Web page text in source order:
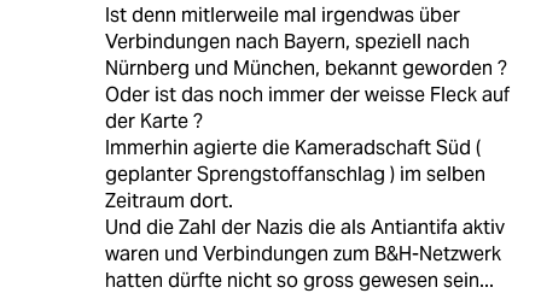
Ist denn mitlerweile mal irgendwas über
Verbindungen nach Bayern, speziell nach
Nürnberg und München, bekannt geworden ?
Oder ist das noch immer der weisse Fleck auf
der Karte ?
Immerhin agierte die Kameradschaft Süd (
geplanter Sprengstoffanschlag ) im selben
Zeitraum dort.
Und die Zahl der Nazis die als Antiantifa aktiv
waren und Verbindungen zum B&H-Netzwerk
hatten dürfte nicht so gross gewesen sein...